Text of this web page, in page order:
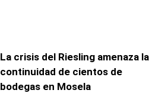
La crisis del Riesling amenaza la
continuidad de cientos de
bodegas en Mosela